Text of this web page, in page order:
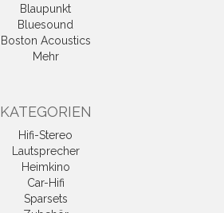
Blaupunkt
Bluesound
Boston Acoustics
Mehr
KATEGORIEN
Hifi-Stereo
Lautsprecher
Heimkino
Car-Hifi
Sparsets